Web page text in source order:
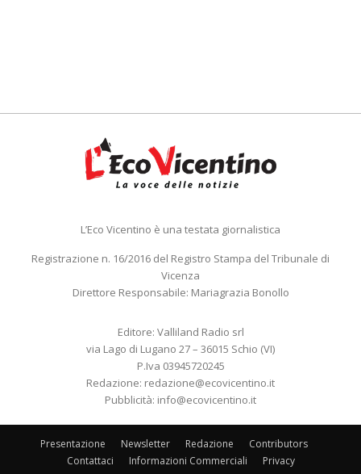
L’Eco Vicentino è una testata giornalistica
Registrazione n. 16/2016 del Registro Stampa del Tribunale di
Vicenza
Direttore Responsabile: Mariagrazia Bonollo
Editore: Valliland Radio srl
via Lago di Lugano 27 – 36015 Schio (VI)
P.Iva 03945720245
Redazione: redazione@ecovicentino.it
Pubblicità: info@ecovicentino.it
Presentazione Newsletter Redazione
Contributors
Contattaci
Informazioni Commerciali Privacy